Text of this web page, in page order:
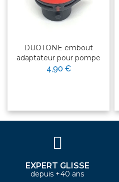
DUOTONE embout
adaptateur pour pompe
4,90 €
EXPERT GLISSE
depuis +40 ans